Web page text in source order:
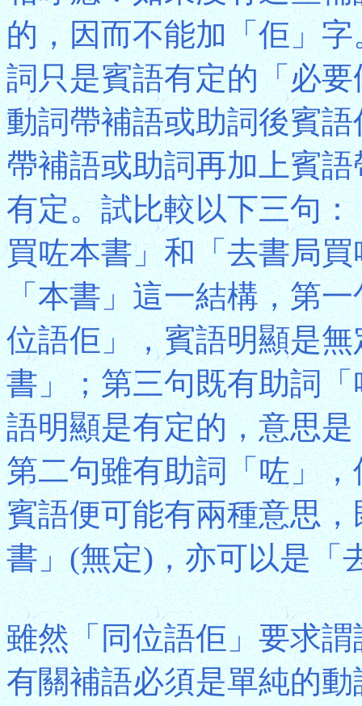
的，因而不能加「佢」
詞只是賓語有定的「必
動詞帶補語或助詞後賓
帶補語或助詞再加上賓
有定。試比較以下三句
買咗本書」和「去書局
「本書」這一結構，第
位語佢」，賓語明顯是
書」；第三句既有助詞
語明顯是有定的，意思
第二句雖有助詞「咗」
賓語便可能有兩種意思
書」(無定)，亦可以是「
雖然「同位語佢」要求
有關補語必須是單純的